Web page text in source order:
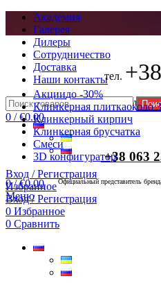
Академия
Галерея
Дилеры
Сотрудничество
Доставка
Наши контакты
Официальный представитель
Вход / Регистрация
Избранное
Вход / Регистрация
0 Избранное
0 Сравнить
тел.
0 / €0.00
+38 063
0/ €0.00
Меню
Акциидо -30%
Клинкерная плиткаоколо
Клинкерный кирпич
Клинкерная брусчатка
Смеси
3D конфигуратор
Официальный представитель